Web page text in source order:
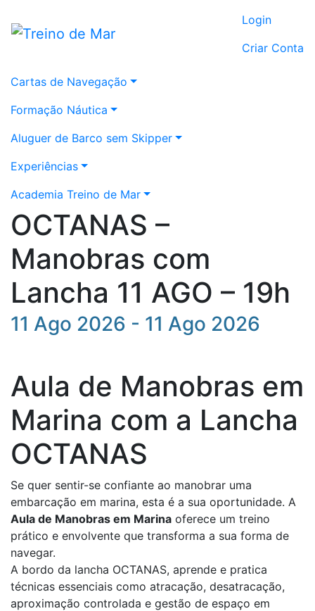
Login
Criar Conta
Cartas de Navegação
Formação Náutica
Aluguer de Barco sem Skipper
Experiências
Academia Treino de Mar
OCTANAS –
Manobras com
Lancha 11 AGO – 19h
11 Ago 2026 - 11 Ago 2026
Aula de Manobras em
Marina com a Lancha
OCTANAS
Se quer sentir-se confiante ao manobrar uma
embarcação em marina, esta é a sua oportunidade. A
Aula de Manobras em Marina oferece um treino
prático e envolvente que transforma a sua forma de
navegar.
A bordo da lancha OCTANAS, aprende e pratica
técnicas essenciais como atracação, desatracação,
aproximação controlada e gestão de espaço em